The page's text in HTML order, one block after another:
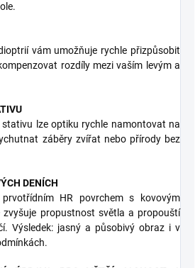
vám umožňuje rychle přizpůsobit
rozdíly mezi vaším levým a
lze optiku rychle namontovat na
záběry zvířat nebo přírody bez
DENÍCH
HR povrchem s kovovým
zvyšuje propustnost světla a propouští
Výsledek: jasný a působivý obraz i v